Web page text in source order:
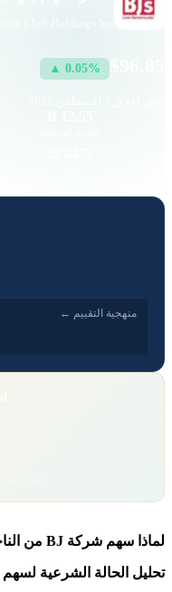
▲ 0.05%
منهجية التقييم ←
لماذا سهم شركة BJ من الناحية الشرعية حلال؟
تحليل الحالة الشرعية لسهم BJ's Wholesale Club Holdings Inc